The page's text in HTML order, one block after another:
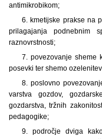
antimikrobikom;
6. kmetijske prakse na
prilagajanja podnebnim
raznovrstnosti;
7. povezovanje sheme
posevki ter shemo
8. poslovno
varstva gozdov,
gozdarstva, tržnih
pedagogike;
9. področje dviga